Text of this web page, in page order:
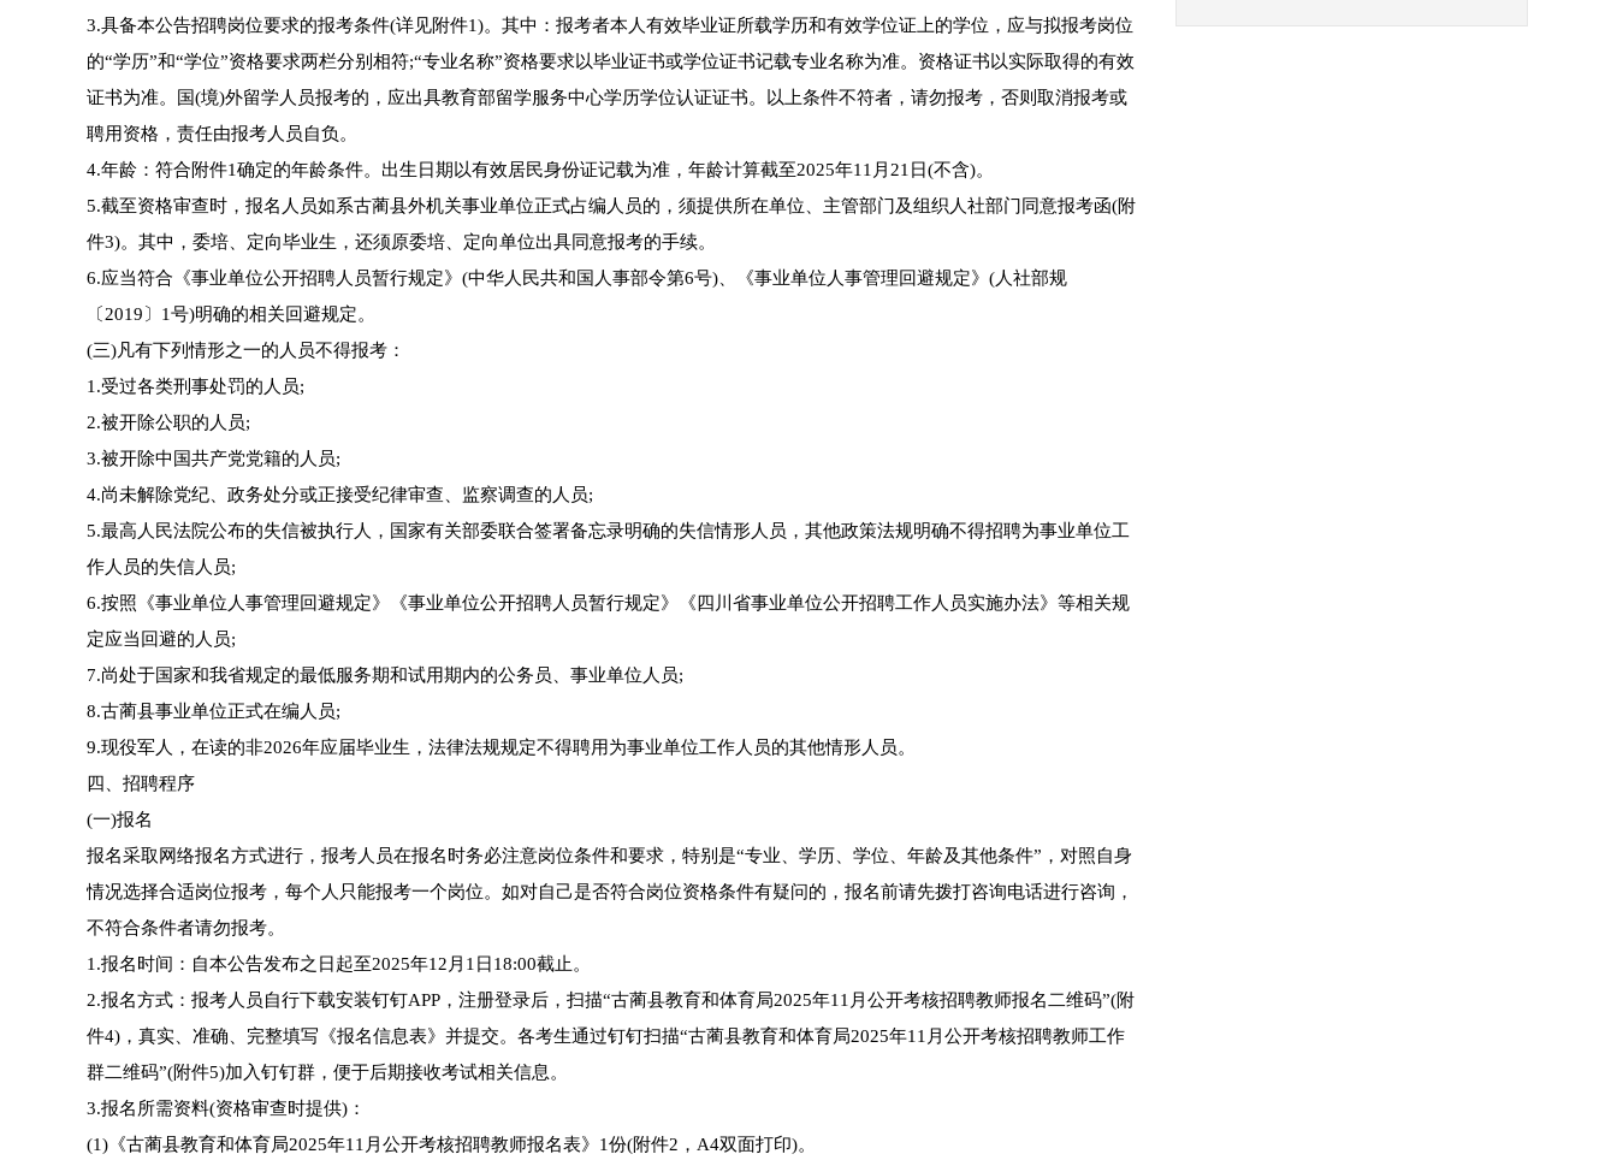
3.具备本公告招聘岗位要求的报考条件(详见附件1)。其中：报考者本人有效毕业证所载学历和有效学位证上的学位，应与拟报考岗位
的“学历”和“学位”资格要求两栏分别相符;“专业名称”资格要求以毕业证书或学位证书记载专业名称为准。资格证书以实际取得的有效
证书为准。国(境)外留学人员报考的，应出具教育部留学服务中心学历学位认证证书。以上条件不符者，请勿报考，否则取消报考或
聘用资格，责任由报考人员自负。
4.年龄：符合附件1确定的年龄条件。出生日期以有效居民身份证记载为准，年龄计算截至2025年11月21日(不含)。
5.截至资格审查时，报名人员如系古蔺县外机关事业单位正式占编人员的，须提供所在单位、主管部门及组织人社部门同意报考函(附
件3)。其中，委培、定向毕业生，还须原委培、定向单位出具同意报考的手续。
6.应当符合《事业单位公开招聘人员暂行规定》(中华人民共和国人事部令第6号)、《事业单位人事管理回避规定》(人社部规
〔2019〕1号)明确的相关回避规定。
(三)凡有下列情形之一的人员不得报考：
1.受过各类刑事处罚的人员;
2.被开除公职的人员;
3.被开除中国共产党党籍的人员;
4.尚未解除党纪、政务处分或正接受纪律审查、监察调查的人员;
5.最高人民法院公布的失信被执行人，国家有关部委联合签署备忘录明确的失信情形人员，其他政策法规明确不得招聘为事业单位工
作人员的失信人员;
6.按照《事业单位人事管理回避规定》《事业单位公开招聘人员暂行规定》《四川省事业单位公开招聘工作人员实施办法》等相关规
定应当回避的人员;
7.尚处于国家和我省规定的最低服务期和试用期内的公务员、事业单位人员;
8.古蔺县事业单位正式在编人员;
9.现役军人，在读的非2026年应届毕业生，法律法规规定不得聘用为事业单位工作人员的其他情形人员。
四、招聘程序
(一)报名
报名采取网络报名方式进行，报考人员在报名时务必注意岗位条件和要求，特别是“专业、学历、学位、年龄及其他条件”，对照自身
情况选择合适岗位报考，每个人只能报考一个岗位。如对自己是否符合岗位资格条件有疑问的，报名前请先拨打咨询电话进行咨询，
不符合条件者请勿报考。
1.报名时间：自本公告发布之日起至2025年12月1日18:00截止。
2.报名方式：报考人员自行下载安装钉钉APP，注册登录后，扫描“古蔺县教育和体育局2025年11月公开考核招聘教师报名二维码”(附
件4)，真实、准确、完整填写《报名信息表》并提交。各考生通过钉钉扫描“古蔺县教育和体育局2025年11月公开考核招聘教师工作
群二维码”(附件5)加入钉钉群，便于后期接收考试相关信息。
3.报名所需资料(资格审查时提供)：
(1)《古蔺县教育和体育局2025年11月公开考核招聘教师报名表》1份(附件2，A4双面打印)。